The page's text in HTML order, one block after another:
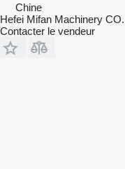
Chine
Hefei Mifan Machinery
Contacter le vendeur